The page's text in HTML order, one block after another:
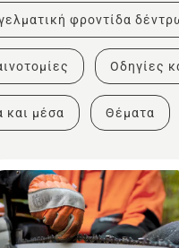
φροντίδα
Οδηγίες
και μέσα Θέματα